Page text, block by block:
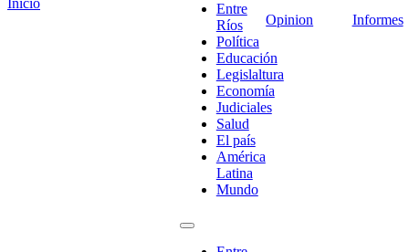
Entre
Ríos
Política
Educación
Legislaltura
Economía
Judiciales
Salud
El país
América
Latina
Mundo
Opinion Informes
¡Ponete en contacto!